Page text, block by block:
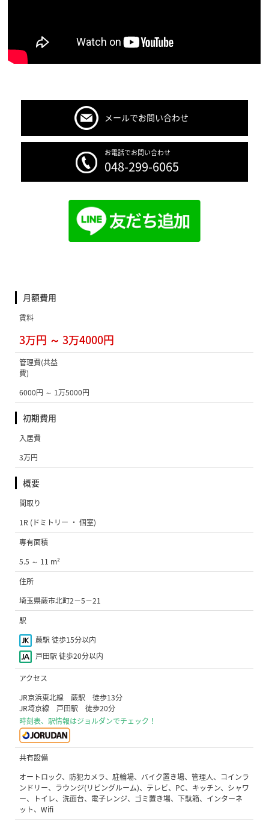
メールでお問い合わせ
お電話でお問い合わせ
048-299-6065
月額費用
賃料
3万円 ～ 3万4000円
管理費(共益
費)
6000円 ～ 1万5000円
初期費用
入居費
3万円
概要
間取り
1R (ドミトリー ・ 個室)
専有面積
5.5 ～ 11 m²
住所
埼玉県蕨市北町2−5−21
駅
蕨駅 徒歩15分以内
戸田駅 徒歩20分以内
アクセス
JR京浜東北線 蕨駅 徒歩13分
JR埼京線 戸田駅 徒歩20分
時刻表、駅情報はジョルダンでチェック！
共有設備
オートロック、防犯カメラ、駐輪場、バイク置き場、管理人、コインラ
ンドリー、ラウンジ(リビングルーム)、テレビ、PC、キッチン、シャワ
ー、トイレ、洗面台、電子レンジ、ゴミ置き場、下駄箱、インターネ
ット、Wifi